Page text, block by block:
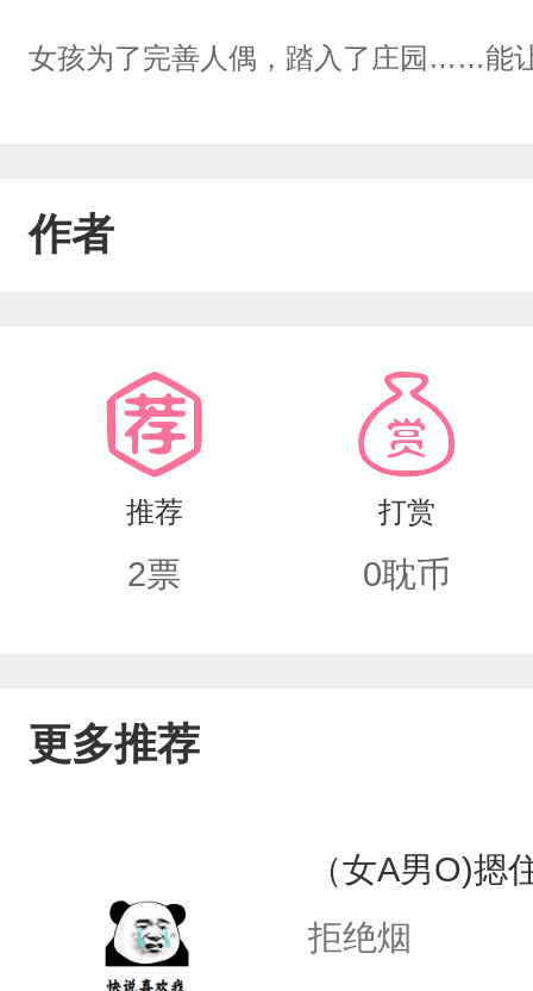
女孩为了完善人偶，踏入了庄园……
作者
推荐
2票
打赏
0耽币
更多推荐
（女A男O)摁
拒绝烟